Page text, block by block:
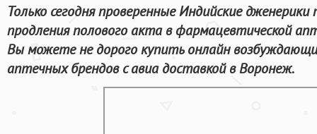
Только сегодня проверенные Индийские дженерики
продления полового акта в фармацевтической
Вы можете не дорого купить онлайн
аптечных брендов с авиа доставкой в Воронеж.